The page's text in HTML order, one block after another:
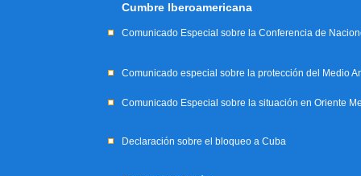
Cumbre Iberoamericana
Comunicado Especial sobre la Conferencia de
Comunicado especial sobre la protección del Medio
Comunicado Especial sobre la situación en Oriente
Declaración sobre el bloqueo a Cuba